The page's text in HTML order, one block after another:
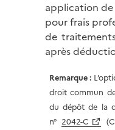
application
pour frais
de
après
Remarque :
droit commun
du dépôt de la
n°2042-C